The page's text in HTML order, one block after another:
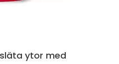
ytor med